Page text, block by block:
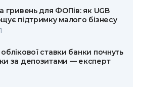
гривень для ФОПів: як UGB
підтримку малого бізнесу
ставки банки почнуть
за депозитами — експерт